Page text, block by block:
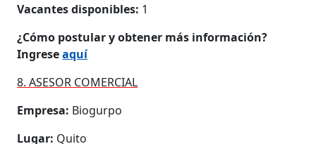
Vacantes disponibles: 1
¿Cómo postular y obtener más información?
Ingreseaquí
8. ASESOR COMERCIAL
Empresa: Biogurpo
Lugar: Quito